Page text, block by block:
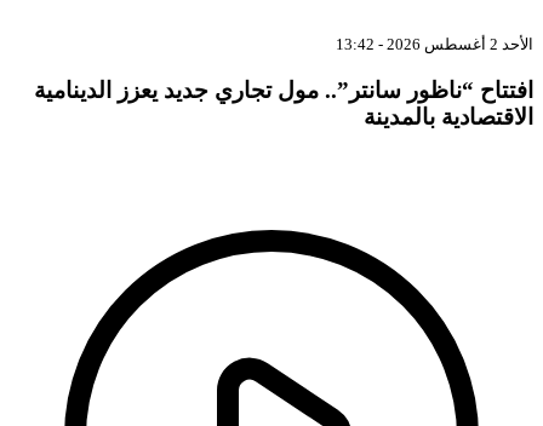
الأحد 2 أغسطس 2026 - 13:42
افتتاح “ناظور سانتر”.. مول تجاري جديد يعزز الدينامية
الاقتصادية بالمدينة